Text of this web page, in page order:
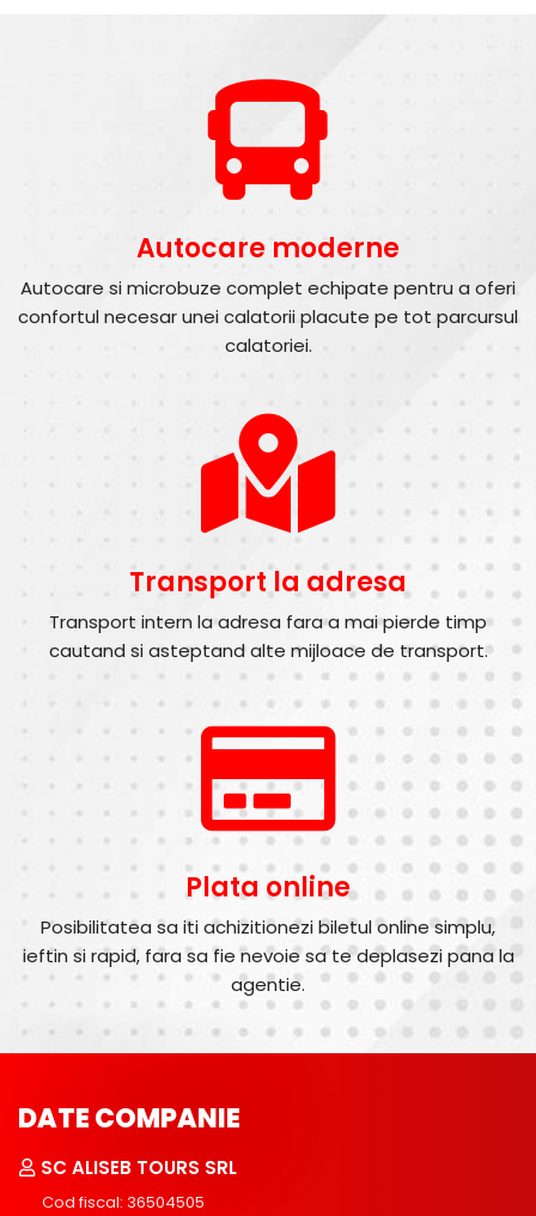
Autocare moderne
Autocare si microbuze complet echipate pentru a oferi
confortul necesar unei calatorii placute pe tot parcursul
calatoriei.
Transport la adresa
Transport intern la adresa fara a mai pierde timp
cautand si asteptand alte mijloace de transport.
Plata online
Posibilitatea sa iti achizitionezi biletul online simplu,
ieftin si rapid, fara sa fie nevoie sa te deplasezi pana la
agentie.
DATE COMPANIE
SC ALISEB TOURS SRL
Cod fiscal: 36504505